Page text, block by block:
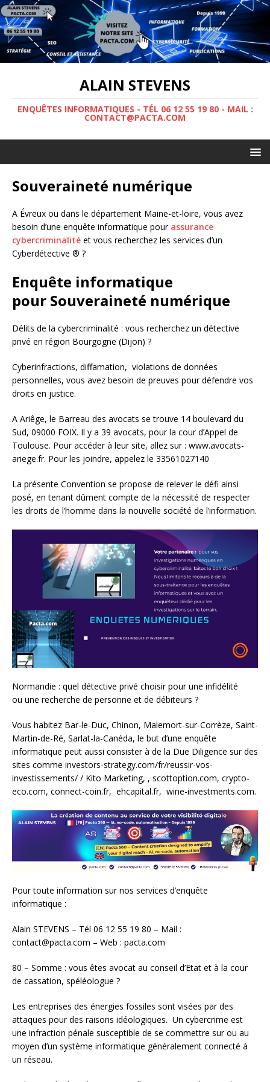
ALAIN STEVENS
ENQUÊTES INFORMATIQUES - TÉL 06 12 55 19 80 - MAIL :
CONTACT@PACTA.COM
Souveraineté numérique
A Évreux ou dans le département Maine-et-loire, vous avez
besoin d’une enquête informatique pour assurance
cybercriminalité et vous recherchez les services d’un
Cyberdétective ® ?
Enquête informatique
pour Souveraineté numérique
Délits de la cybercriminalité : vous recherchez un détective
privé en région Bourgogne (Dijon) ?
Cyberinfractions, diffamation, violations de données
personnelles, vous avez besoin de preuves pour défendre vos
droits en justice.
A Ariêge, le Barreau des avocats se trouve 14 boulevard du
Sud, 09000 FOIX. Il y a 39 avocats, pour la cour d’Appel de
Toulouse. Pour accéder à leur site, allez sur : www.avocats-
ariege.fr. Pour les joindre, appelez le 33561027140
La présente Convention se propose de relever le défi ainsi
posé, en tenant dûment compte de la nécessité de respecter
les droits de l’homme dans la nouvelle société de l’information.
Normandie : quel détective privé choisir pour une infidélité
ou une recherche de personne et de débiteurs ?
Vous habitez Bar-le-Duc, Chinon, Malemort-sur-Corrèze, Saint-
Martin-de-Ré, Sarlat-la-Canéda, le but d’une enquête
informatique peut aussi consister à de la Due Diligence sur des
sites comme investors-strategy.com/fr/reussir-vos-
investissements/ / Kito Marketing, , scottoption.com, crypto-
eco.com, connect-coin.fr, ehcapital.fr, wine-investments.com.
Pour toute information sur nos services d’enquête
informatique :
Alain STEVENS – Tél 06 12 55 19 80 – Mail :
contact@pacta.com – Web : pacta.com
80 – Somme : vous êtes avocat au conseil d’Etat et à la cour
de cassation, spéléologue ?
Les entreprises des énergies fossiles sont visées par des
attaques pour des raisons idéologiques. Un cybercrime est
une infraction pénale susceptible de se commettre sur ou au
moyen d’un système informatique généralement connecté à
un réseau.